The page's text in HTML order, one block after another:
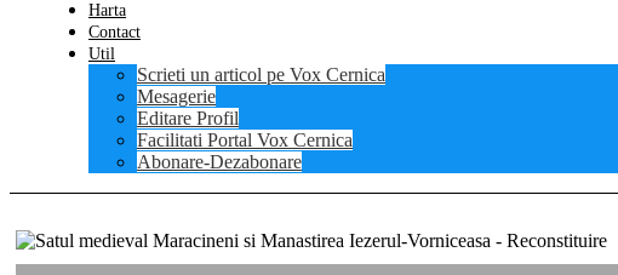
Harta
Contact
Util
Scrieti un articol pe Vox Cernica
Mesagerie
Editare Profil
Facilitati Portal Vox Cernica
Abonare-Dezabonare